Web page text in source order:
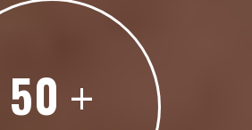
50 +